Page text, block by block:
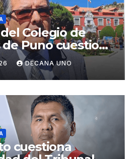
Colegio de
Puno cuestiona
sobre seguridad
DECANA UNO
cuestiona